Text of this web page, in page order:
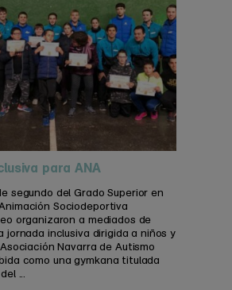
para ANA
segundo del Grado Superior en
Sociodeportiva
organizaron a mediados de
jornada inclusiva dirigida a niños y
Navarra de Autismo
como una gymkana titulada
...